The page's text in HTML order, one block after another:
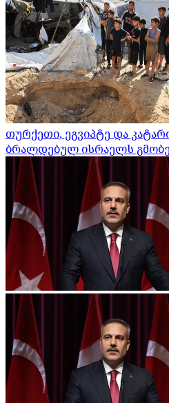
თურქეთი, ეგვიპტე და
ბრალდებულ ისრაელს